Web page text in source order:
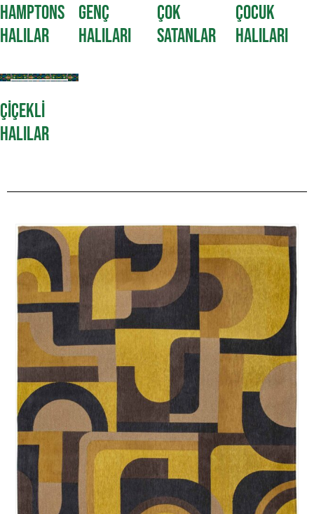
HAMPTONS
HALILAR
GENÇ
HALILARI
ÇOK
SATANLAR
ÇOCUK
HALILARI
ÇIÇEKLI
HALILAR